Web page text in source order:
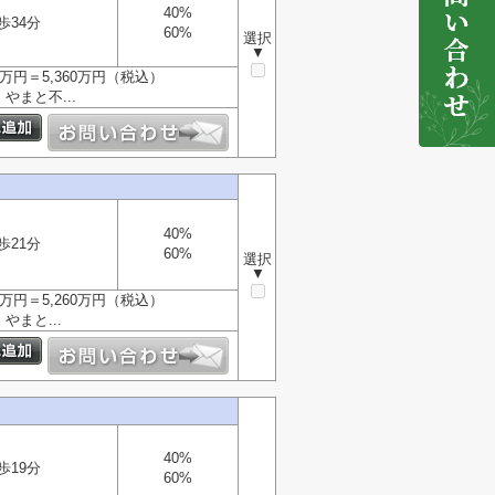
選択
▼
34分
40%
60%
＝5,360万円（税込）
まと不...
選択
▼
21分
40%
60%
＝5,260万円（税込）
まと...
19分
40%
60%